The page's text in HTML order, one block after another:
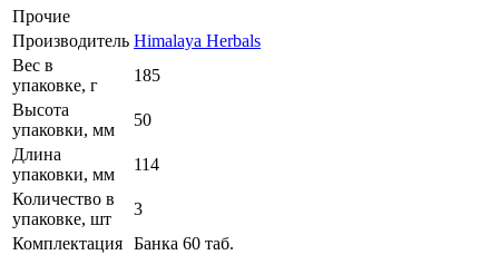
Прочие
Производитель Himalaya Herbals
Вес в
упаковке, г
185
Высота
упаковки, мм
50
Длина
упаковки, мм
114
Количество в
упаковке, шт
3
Комплектация Банка 60 таб.